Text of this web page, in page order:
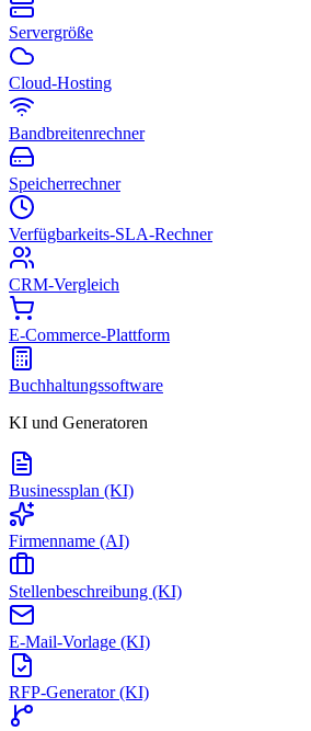
Servergröße
Cloud-Hosting
Bandbreitenrechner
Speicherrechner
Verfügbarkeits-SLA-Rechner
CRM-Vergleich
E-Commerce-Plattform
Buchhaltungssoftware
KI und Generatoren
Businessplan (KI)
Firmenname (AI)
Stellenbeschreibung (KI)
E-Mail-Vorlage (KI)
RFP-Generator (KI)